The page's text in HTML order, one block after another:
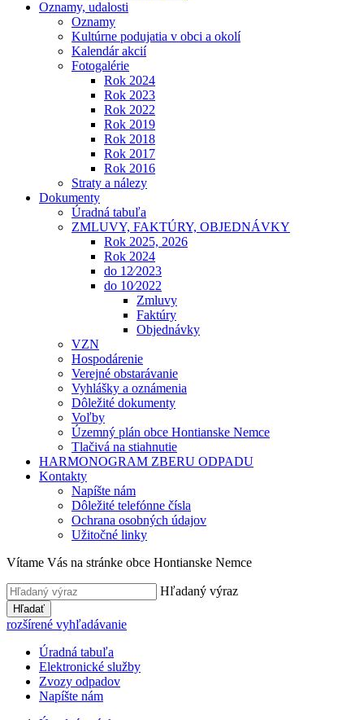
Oznamy, udalosti
Oznamy
Kultúrne podujatia v obci a okolí
Kalendár akcií
Fotogalérie
Rok 2024
Rok 2023
Rok 2022
Rok 2019
Rok 2018
Rok 2017
Rok 2016
Straty a nálezy
Dokumenty
Úradná tabuľa
ZMLUVY, FAKTÚRY, OBJEDNÁVKY
Rok 2025, 2026
Rok 2024
do 12⁄2023
do 10⁄2022
Zmluvy
Faktúry
Objednávky
VZN
Hospodárenie
Verejné obstarávanie
Vyhlášky a oznámenia
Dôležité dokumenty
Voľby
Územný plán obce Hontianske Nemce
Tlačivá na stiahnutie
HARMONOGRAM ZBERU ODPADU
Kontakty
Napíšte nám
Dôležité telefónne čísla
Ochrana osobných údajov
Užitočné linky
Vítame Vás na stránke obce Hontianske Nemce
Hľadaný výraz
Hľadať
rozšírené vyhľadávanie
Úradná tabuľa
Elektronické služby
Zvozy odpadov
Napíšte nám